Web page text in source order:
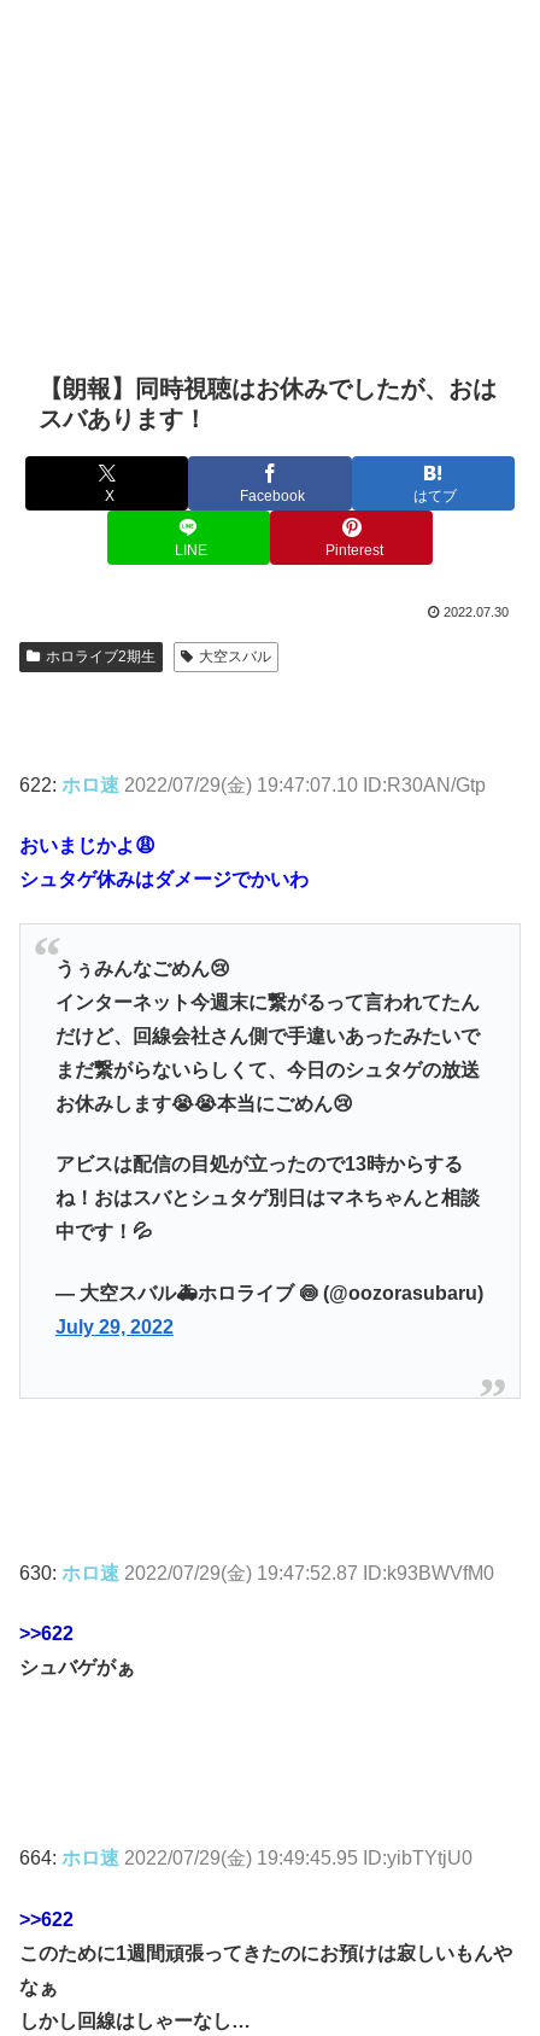
【朗報】同時視聴はお休みでしたが、おは
スバあります！
X Facebook はてブ
LINE Pinterest
2022.07.30
ホロライブ2期生 大空スバル
622: ホロ速 2022/07/29(金) 19:47:07.10 ID:R30AN/Gtp
おいまじかよ😩
シュタゲ休みはダメージでかいわ
うぅみんなごめん😢
インターネット今週末に繋がるって言われてたん
だけど、回線会社さん側で手違いあったみたいで
まだ繋がらないらしくて、今日のシュタゲの放送
お休みします😭😭本当にごめん😢
アビスは配信の目処が立ったので13時からする
ね！おはスバとシュタゲ別日はマネちゃんと相談
中です！💦
— 大空スバル🚑ホロライブ 🍥 (@oozorasubaru)
July 29, 2022
630: ホロ速 2022/07/29(金) 19:47:52.87 ID:k93BWVfM0
>>622
シュバゲがぁ
664: ホロ速 2022/07/29(金) 19:49:45.95 ID:yibTYtjU0
>>622
このために1週間頑張ってきたのにお預けは寂しいもんや
なぁ
しかし回線はしゃーなし…